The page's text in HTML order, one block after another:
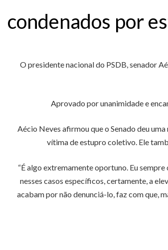
condenados por
O presidente nacional do PSDB, senador
Aprovado por unanimidade e
Aécio Neves afirmou que o Senado deu
vítima de estupro coletivo. Ele
“É algo extremamente oportuno. Eu
nesses casos específicos, certamente, a
acabam por não denunciá-lo, faz com que,